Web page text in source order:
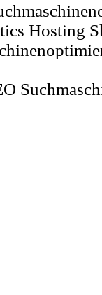
Hosting